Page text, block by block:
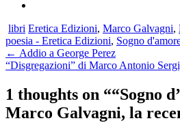
libri Eretica Edizioni, Marco Galvagni,
poesia - Eretica Edizioni, Sogno
Navigazione
articolo
← Addio a George Perez
“Disgregazioni” di Marco Antonio
1 thoughts on ““Sogno
Marco Galvagni, la